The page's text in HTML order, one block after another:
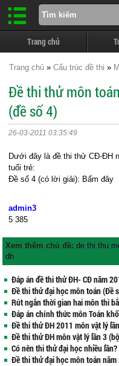
Trang chủ
Trang chủ » Cấu trúc đề thi »
Đề thi thử môn
(đề số 4)
26-03-2011 03:35:49
Dưới đây là đề thi thử CĐ-ĐH
tuổi trẻ:
Đề số 4 (có lời giải): Bấm đây
admin3
5 385
Xem thêm chủ đề:de thi thu
dh
Đáp án đề thi thử ĐH- CĐ năm
Đề thi thử đại học môn toán (Đề
Rút ngắn thời gian hai môn thi
Đáp án chính thức môn Toán
Đề thi thử ĐH 2011 môn vật lý
Đề thi thử ĐH môn vật lý lần 3
Có nên thi thử đại học nhiều lần?
Đề thi thử đại học môn toán